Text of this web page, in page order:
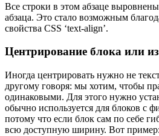
Все строки в этом абзаце
абзаца. Это стало возможным
свойства CSS ‘text-align’.
Центрирование блока или
Иногда центрировать нужно не
другому говоря: мы хотим, чтобы
одинаковыми. Для этого нужно
обычно используется для блоков с
потому что если блок сам по себе
всю доступную ширину. Вот пример: